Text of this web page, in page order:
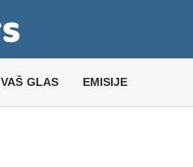
VAŠ GLAS EMISIJE